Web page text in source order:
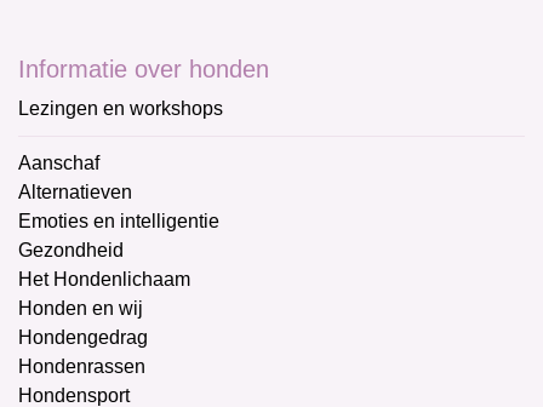
Informatie over honden
Lezingen en workshops
Aanschaf
Alternatieven
Emoties en intelligentie
Gezondheid
Het Hondenlichaam
Honden en wij
Hondengedrag
Hondenrassen
Hondensport